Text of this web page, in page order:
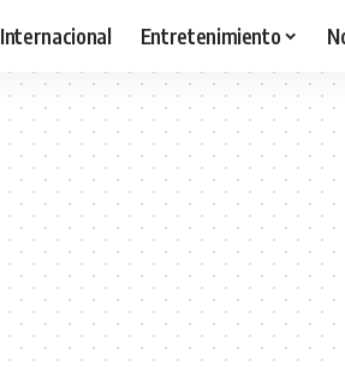
Internacional Entretenimiento